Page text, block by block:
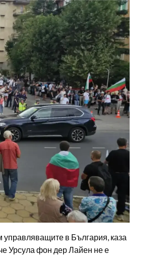
в България, каза
Урсула фон дер Лайен не е